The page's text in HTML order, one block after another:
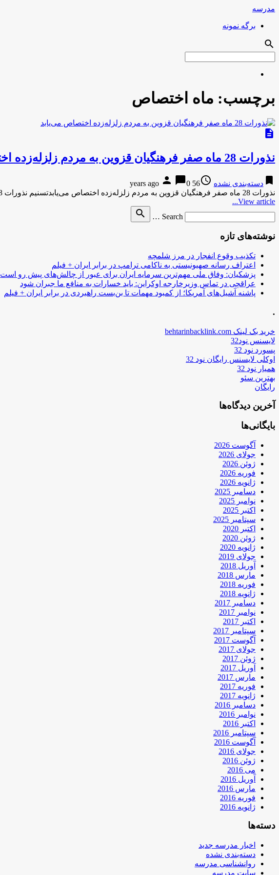
مدرسه
برگه نمونه
search
برچسب: ماه اختصاص
description
نذورات 28 ماه صفر فرهنگیان قزوین به مردم زلزله‌زده اختصاص می‌یابد
bookmark دسته‌بندی نشده access_time
56 years ago
person chat_bubble0
نذورات 28 ماه صفر فرهنگیان قزوین به مردم زلزله‌زده اختصاص می‌یابدتسنیم نذورات 28 ماه صفر فرهنگیان قزوین به مردم زلزله‌زده …
View article...
Search …
search
نوشته‌های تازه
تکذیب وقوع انفجار در مرز شلمچه
اعتراف رسانه صهیونیستی به ناکامی ترامپ در برابر ایران + فیلم
پزشکیان: وفاق ملی مهم‌ترین سرمایه ایران برای عبور از چالش‌های پیش رو است
عراقچی در تماس وزیرخارجه اوکراین: باید خسارات به منافع ما جبران شود
پاشنه آشیل‌های آمریکا؛ از کمبود مهمات تا بن‌بست راهبردی در برابر ایران + فیلم
.
خرید بک لینک behtarinbacklink.com
لایسنس نود32
پسورد نود 32
اوکلی لایسنس رایگان نود 32
همیار نود 32
بهترین سئو
رایگان
آخرین دیدگاه‌ها
بایگانی‌ها
آگوست 2026
جولای 2026
ژوئن 2026
فوریه 2026
ژانویه 2026
دسامبر 2025
نوامبر 2025
اکتبر 2025
سپتامبر 2025
اکتبر 2020
ژوئن 2020
ژانویه 2020
جولای 2019
آوریل 2018
مارس 2018
فوریه 2018
ژانویه 2018
دسامبر 2017
نوامبر 2017
اکتبر 2017
سپتامبر 2017
آگوست 2017
جولای 2017
ژوئن 2017
آوریل 2017
مارس 2017
فوریه 2017
ژانویه 2017
دسامبر 2016
نوامبر 2016
اکتبر 2016
سپتامبر 2016
آگوست 2016
جولای 2016
ژوئن 2016
می 2016
آوریل 2016
مارس 2016
فوریه 2016
ژانویه 2016
دسته‌ها
اخبار مدرسه جدید
دسته‌بندی نشده
روانشناسی مدرسه
سایت مدرسه